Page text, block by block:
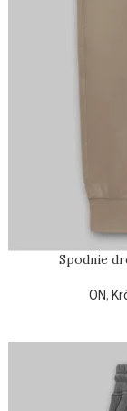
Spodnie
ON,